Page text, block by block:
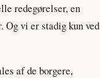
redegørelser, en
vi er stadig kun ved
af de borgere,